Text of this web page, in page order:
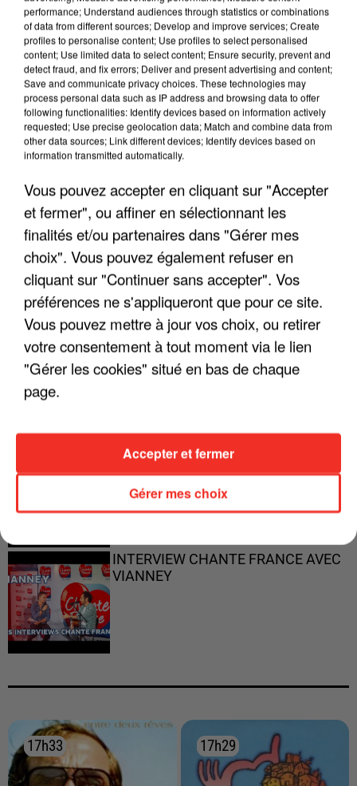
LES INTERVIEWS CHANTE
FRANCE
Voir plus
"JE SUIS À DISPOSITION DES
ENFOIRÉS"
"ON A TOUS LE TRAC"
"ON N'EST PAS DES PARENTS
PARFAITS"
"JE RESPIRE MIEUX SUR SCÈNE" -
CALOGERO
INTERVIEW CHANTE FRANCE AVEC
VIANNEY
17h33
17h33 17h29
17h29
performance; Understand audiences through statistics or combinations
of data from different sources; Develop and improve services; Create
profiles to personalise content; Use profiles to select personalised
content; Use limited data to select content; Ensure security, prevent and
detect fraud, and fix errors; Deliver and present advertising and content;
Save and communicate privacy choices. These technologies may
process personal data such as IP address and browsing data to offer
following functionalities: Identify devices based on information actively
requested; Use precise geolocation data; Match and combine data from
other data sources; Link different devices; Identify devices based on
information transmitted automatically.
Vous pouvez accepter en cliquant sur "Accepter
et fermer", ou affiner en sélectionnant les
finalités et/ou partenaires dans "Gérer mes
choix". Vous pouvez également refuser en
cliquant sur "Continuer sans accepter". Vos
préférences ne s'appliqueront que pour ce site.
Vous pouvez mettre à jour vos choix, ou retirer
votre consentement à tout moment via le lien
"Gérer les cookies" situé en bas de chaque
page.
Gérer mes choix
Accepter et fermer